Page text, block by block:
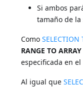
Si ambos
tamaño de la
ComoSELECTION
RANGE TO ARRAY
especificada en
Al igual que